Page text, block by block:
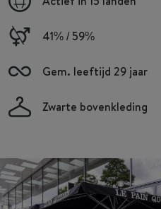
41% / 59%
Gem. leeftijd 29 jaar
Zwarte bovenkleding